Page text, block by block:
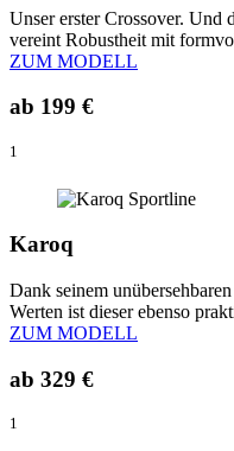
Unser erster Crossover.
vereint Robustheit mit
ZUM MODELL
ab 199 €
1
Karoq
Dank seinem
Werten ist dieser ebenso
ZUM MODELL
ab 329 €
1